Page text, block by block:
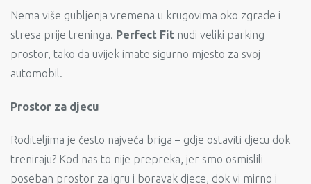
Nema više gubljenja vremena u krugovima oko zgrade i
stresa prije treninga. Perfect Fit nudi veliki parking
prostor, tako da uvijek imate sigurno mjesto za svoj
automobil.
Prostor za djecu
Roditeljima je često najveća briga – gdje ostaviti djecu dok
treniraju? Kod nas to nije prepreka, jer smo osmislili
poseban prostor za igru i boravak djece, dok vi mirno i